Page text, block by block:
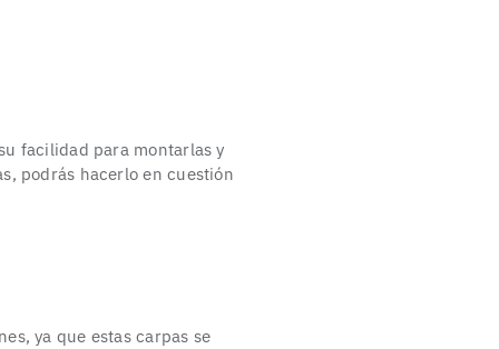
facilidad para montarlas y
podrás hacerlo en cuestión
ya que estas carpas se